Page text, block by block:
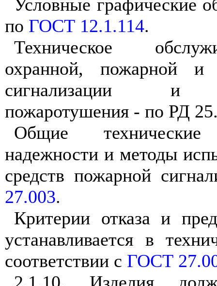
Условные графические
по ГОСТ 12.1.114.
Техническое
охранной, пожарной и
сигнализации и
пожаротушения - по РД
Общие
надежности и методы
средств пожарной
27.003.
Критерии отказа и
устанавливается в
соответствии с ГОСТ